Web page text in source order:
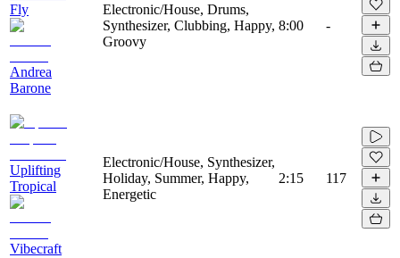
Fly
Andrea
Barone
Electronic/House, Drums,
Synthesizer, Clubbing, Happy,
Groovy
8:00 -
Uplifting
Tropical
Vibecraft
Electronic/House, Synthesizer,
Holiday, Summer, Happy,
Energetic
2:15 117